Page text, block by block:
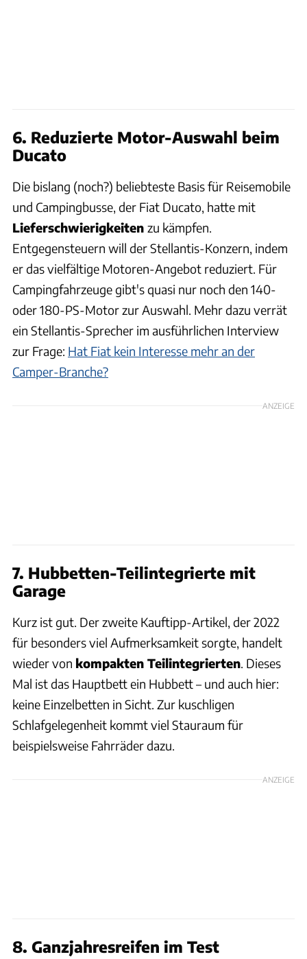
6. Reduzierte Motor-Auswahl beim
Ducato
Die bislang (noch?) beliebteste Basis für Reisemobile
und Campingbusse, der Fiat Ducato, hatte mit
Lieferschwierigkeiten zu kämpfen.
Entgegensteuern will der Stellantis-Konzern, indem
er das vielfältige Motoren-Angebot reduziert. Für
Campingfahrzeuge gibt's quasi nur noch den 140-
oder 180-PS-Motor zur Auswahl. Mehr dazu verrät
ein Stellantis-Sprecher im ausführlichen Interview
zur Frage: Hat Fiat kein Interesse mehr an der
Camper-Branche?
ANZEIGE
7. Hubbetten-Teilintegrierte mit
Garage
Kurz ist gut. Der zweite Kauftipp-Artikel, der 2022
für besonders viel Aufmerksamkeit sorgte, handelt
wieder von kompakten Teilintegrierten. Dieses
Mal ist das Hauptbett ein Hubbett – und auch hier:
keine Einzelbetten in Sicht. Zur kuschligen
Schlafgelegenheit kommt viel Stauraum für
beispielsweise Fahrräder dazu.
ANZEIGE
8. Ganzjahresreifen im Test